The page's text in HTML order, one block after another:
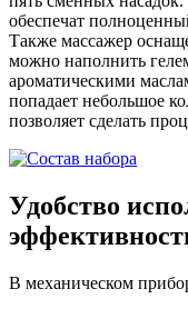
обеспечат
Также массажер
можно наполнить
ароматическими
попадает небольшое
позволяет сделать
Удобство
В механическом